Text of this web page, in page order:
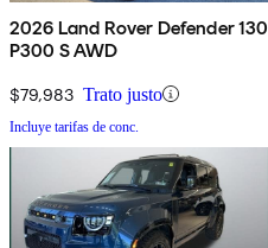
2026 Land Rover Defender 130
P300 S AWD
$79,983 Trato justo
Incluye tarifas de conc.